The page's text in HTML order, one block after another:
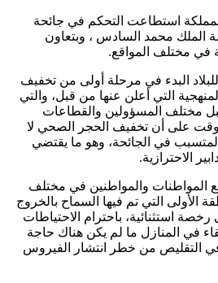
استطاعت التحكم في جائحة
الملك محمد السادس ، وبتعاون
في مختلف المواقع.
البدء في مرحلة أولى من تخفيف
التي أعلن عنها من قبل، والتي
مختلف المسؤولين والقطاعات
على أن تخفيف الحجر الصحي لا
المتسبب في الجائحة، وهو ما يقتضي
الاحترازية.
المواطنات والمواطنين في مختلف
الأولى التي تم فيها السماح بالخروج
استثنائية، باحترام الاحتياطات
في المنازل ما لم يكن هناك حاجة
التقليص من خطر انتشار الفيروس